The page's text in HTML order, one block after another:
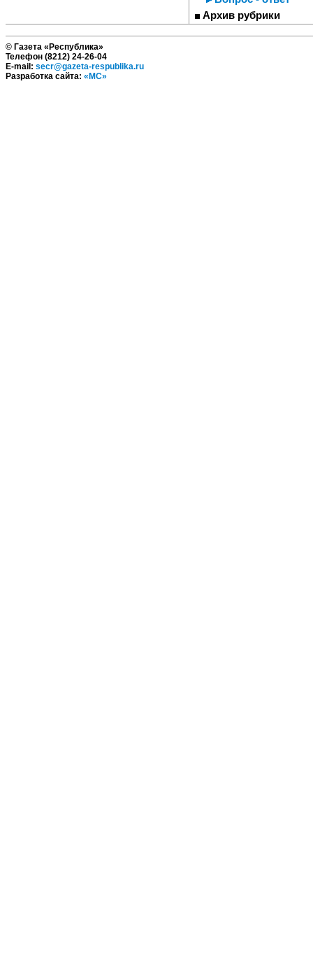
Архив рубрики
© Газета «Республика»
Телефон (8212) 24-26-04
E-mail: secr@gazeta-respublika.ru
Разработка сайта: «МС»